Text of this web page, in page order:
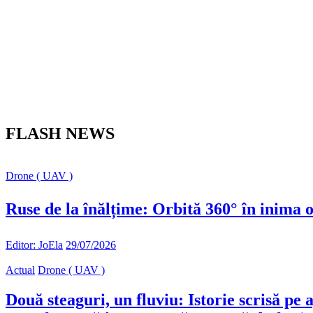
FLASH NEWS
Drone ( UAV )
Ruse de la înălțime: Orbită 360° în inima
Editor: JoEla 29/07/2026
Actual Drone ( UAV )
Două steaguri, un fluviu: Istorie scrisă pe